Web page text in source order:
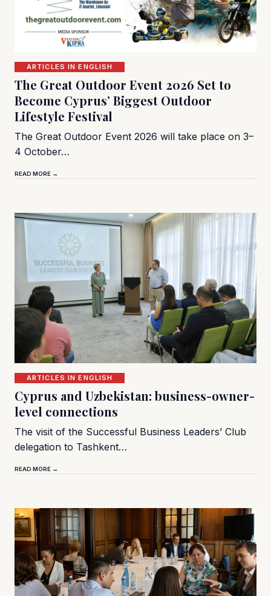
ARTICLES IN ENGLISH
The Great Outdoor Event 2026 Set to
Become Cyprus’ Biggest Outdoor
Lifestyle Festival
The Great Outdoor Event 2026 will take place on 3–
4 October…
READ MORE →
ARTICLES IN ENGLISH
Cyprus and Uzbekistan: business-owner-
level connections
The visit of the Successful Business Leaders’ Club
delegation to Tashkent…
READ MORE →